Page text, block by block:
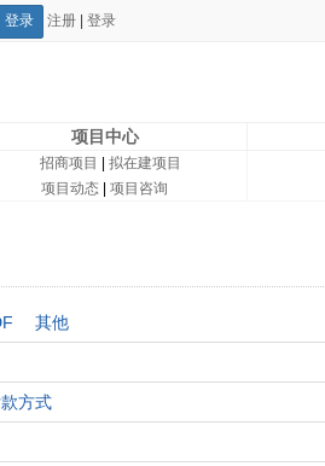
注册 登录
项目中心
招商项目
拟在建项目
项目动态
项目咨询
其他
方式